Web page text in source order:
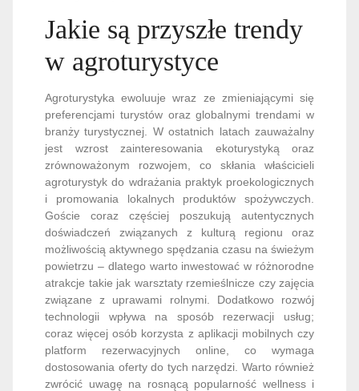
Jakie są przyszłe trendy
w agroturystyce
Agroturystyka ewoluuje wraz ze zmieniającymi się
preferencjami turystów oraz globalnymi trendami w
branży turystycznej. W ostatnich latach zauważalny
jest wzrost zainteresowania ekoturystyką oraz
zrównoważonym rozwojem, co skłania właścicieli
agroturystyk do wdrażania praktyk proekologicznych
i promowania lokalnych produktów spożywczych.
Goście coraz częściej poszukują autentycznych
doświadczeń związanych z kulturą regionu oraz
możliwością aktywnego spędzania czasu na świeżym
powietrzu – dlatego warto inwestować w różnorodne
atrakcje takie jak warsztaty rzemieślnicze czy zajęcia
związane z uprawami rolnymi. Dodatkowo rozwój
technologii wpływa na sposób rezerwacji usług;
coraz więcej osób korzysta z aplikacji mobilnych czy
platform rezerwacyjnych online, co wymaga
dostosowania oferty do tych narzędzi. Warto również
zwrócić uwagę na rosnącą popularność wellness i